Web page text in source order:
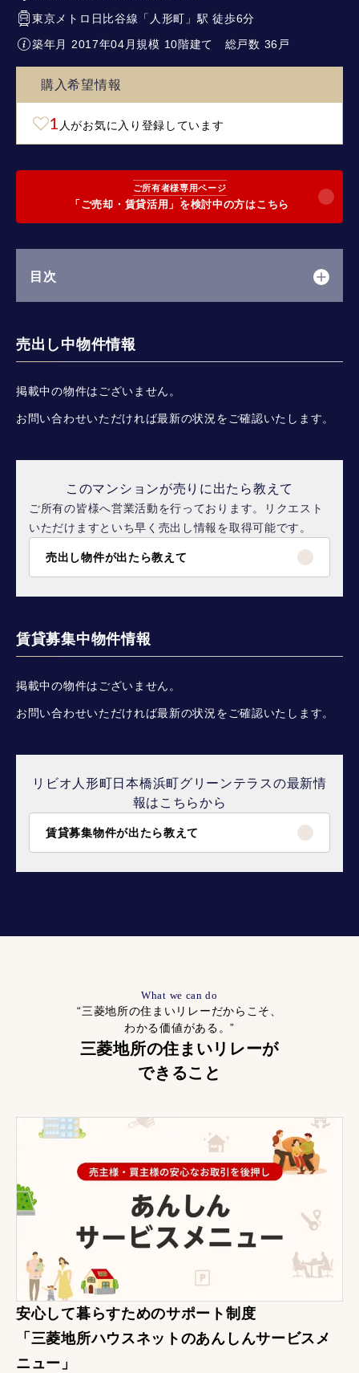
東京メトロ日比谷線 「 人形町 」駅 徒歩6分
築年月 2017年04月規模 10階建て 総戸数 36戸
購入希望情報
1 人がお気に入り登録しています
ご所有者様専用ページ
「ご売却・賃貸活用」を検討中の方はこちら
目次
売出し中物件情報
掲載中の物件はございません。
お問い合わせいただければ最新の状況をご確認いたします。
このマンションが売りに出たら教えて
ご所有の皆様へ営業活動を行っております。リクエスト
いただけますといち早く売出し情報を取得可能です。
売出し物件が出たら教えて
賃貸募集中物件情報
掲載中の物件はございません。
お問い合わせいただければ最新の状況をご確認いたします。
リビオ人形町日本橋浜町グリーンテラスの最新情
報はこちらから
賃貸募集物件が出たら教えて
What we can do
“三菱地所の住まいリレーだからこそ、
わかる価値がある。”
三菱地所の住まいリレーが
できること
安心して暮らすためのサポート制度
「三菱地所ハウスネットのあんしんサービスメ
ニュー」